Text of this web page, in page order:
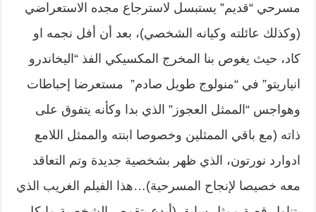
مسرحي “قديم” يستبسل لاسترجاع مجده الاستعراضي
(وكذلك عائلته وكيانه الشخصي)، بعد أن أفل نجمه او
كاد، حيث يغوص بنا المخرج المكسيكي الفذ “اليخاندرو
انياريتو” في “منولوج طويل صادم” مستعرضا إحباطات
وهواجس “الممثل العجوز” الذي بدا وكأنه يتفوق على
ذاته (مع باقي الممثلين وخصوصا ابنته والممثل اللامع
ادوارد نورتون، الذي ظهر بشخصية جديدة وتم التعاقد
معه خصيصا لإنجاح المسرحية)…هذا الفيلم الغريب الذي